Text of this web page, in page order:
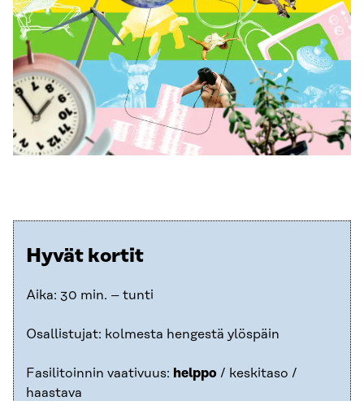
Hyvät kortit
Aika: 30 min. – tunti
Osallistujat: kolmesta hengestä ylöspäin
Fasilitoinnin vaativuus: helppo / keskitaso /
haastava